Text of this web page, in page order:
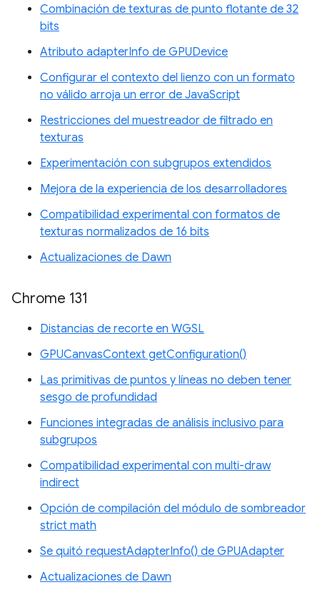
Combinación de texturas de punto flotante de 32
bits
Atributo adapterInfo de GPUDevice
Configurar el contexto del lienzo con un formato
no válido arroja un error de JavaScript
Restricciones del muestreador de filtrado en
texturas
Experimentación con subgrupos extendidos
Mejora de la experiencia de los desarrolladores
Compatibilidad experimental con formatos de
texturas normalizados de 16 bits
Actualizaciones de Dawn
Chrome 131
Distancias de recorte en WGSL
GPUCanvasContext getConfiguration()
Las primitivas de puntos y líneas no deben tener
sesgo de profundidad
Funciones integradas de análisis inclusivo para
subgrupos
Compatibilidad experimental con multi-draw
indirect
Opción de compilación del módulo de sombreador
strict math
Se quitó requestAdapterInfo() de GPUAdapter
Actualizaciones de Dawn